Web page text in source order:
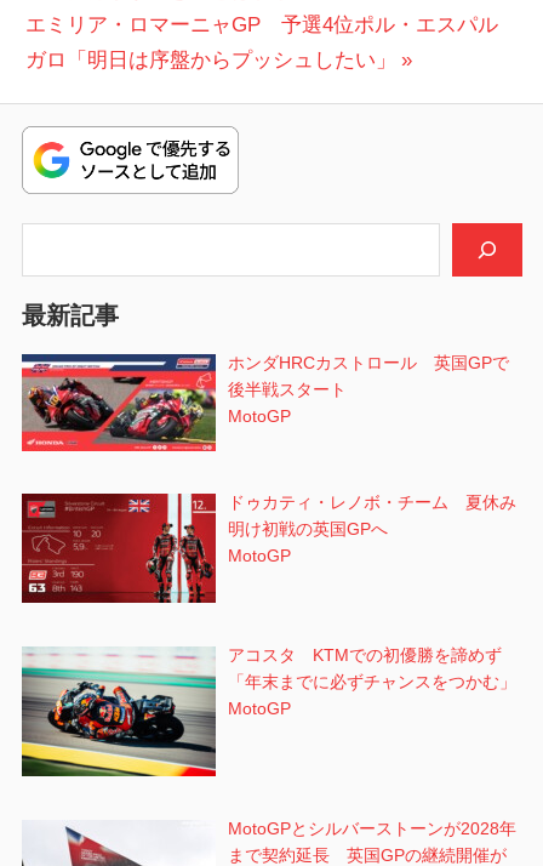
ナ
ビ
ゲ
ー
ン
投
稿:
次
の
稿:
エミリア・ロマーニャGP 予選4位ポル・エスパル
ガロ「明日は序盤からプッシュしたい」
最新記事
ホンダHRCカストロール 英国GPで
後半戦スタート
MotoGP
ドゥカティ・レノボ・チーム 夏休み
明け初戦の英国GPへ
MotoGP
アコスタ KTMでの初優勝を諦めず
「年末までに必ずチャンスをつかむ」
MotoGP
MotoGPとシルバーストーンが2028年
まで契約延長 英国GPの継続開催が